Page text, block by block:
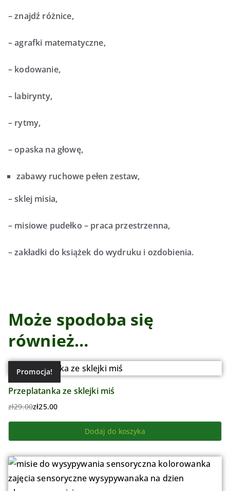
– znajdź różnice,
– agrafki matematyczne,
– kodowanie,
– labirynty,
– rytmy,
– opaska na głowę,
zabawy ruchowe pełen zestaw,
– sklej misia,
– misiowe pudełko – praca przestrzenna,
– zakładki do książek do wydruku i ozdobienia.
Może spodoba się
również…
Promocja!
Przeplatanka ze sklejki miś
zł29.00zł25.00
Dodaj do koszyka